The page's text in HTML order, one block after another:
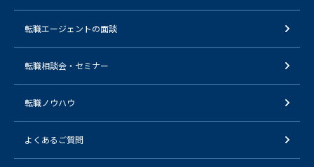
転職エージェントの面談
転職相談会・セミナー
転職ノウハウ
よくあるご質問